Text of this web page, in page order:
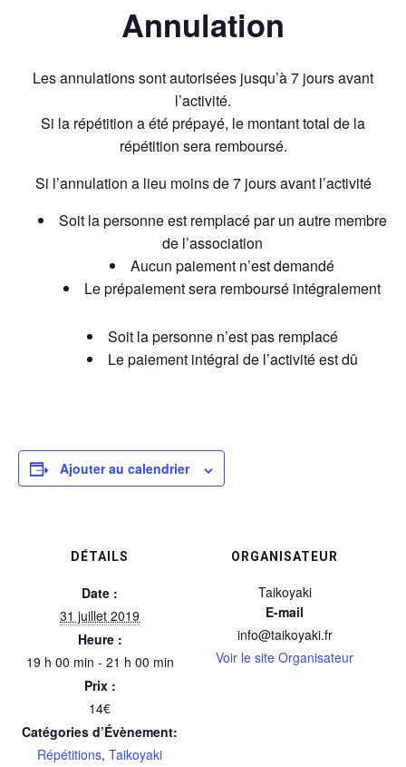
Annulation
Les annulations sont autorisées jusqu’à 7 jours avant
l’activité.
Si la répétition a été prépayé, le montant total de la
répétition sera remboursé.
Si l’annulation a lieu moins de 7 jours avant l’activité
Soit la personne est remplacé par un autre membre
de l’association
Aucun paiement n’est demandé
Le prépaiement sera remboursé intégralement
Soit la personne n’est pas remplacé
Le paiement intégral de l’activité est dû
Ajouter au calendrier
DÉTAILS
Date :
31 juillet 2019
Heure :
19 h 00 min - 21 h 00 min
Prix :
14€
Catégories d’Évènement:
Répétitions, Taikoyaki
ORGANISATEUR
Taikoyaki
E-mail
info@taikoyaki.fr
Voir le site Organisateur